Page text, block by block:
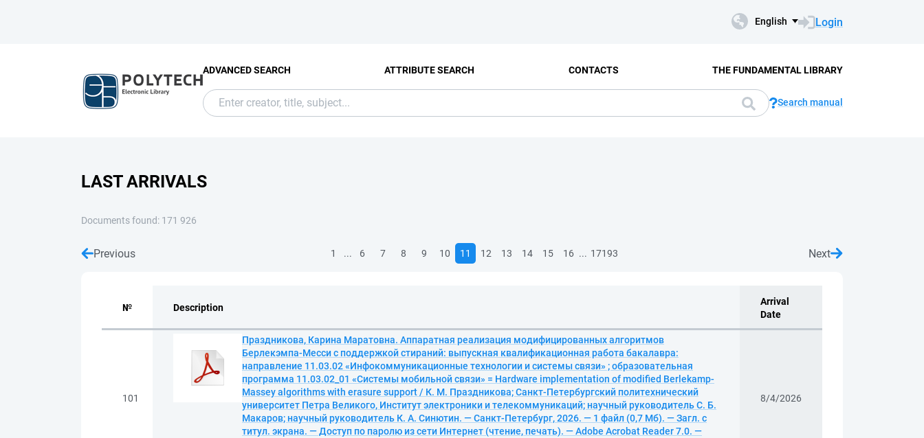
English Login
ADVANCED SEARCH ATTRIBUTE SEARCH CONTACTS THE FUNDAMENTAL LIBRARY
Search manual
LAST ARRIVALS
Documents found: 171 926
Previous 1 ... 6 7 8 9 10 11 12 13 14 15 16 ... 17193 Next
№ Description
Arrival
Date
101
Праздникова, Карина Маратовна. Аппаратная реализация модифицированных алгоритмов
Берлекэмпа-Месси с поддержкой стираний: выпускная квалификационная работа бакалавра:
направление 11.03.02 «Инфокоммуникационные технологии и системы связи» ; образовательная
программа 11.03.02_01 «Системы мобильной связи» = Hardware implementation of modified Berlekamp-
Massey algorithms with erasure support / К. М. Праздникова; Санкт-Петербургский политехнический
университет Петра Великого, Институт электроники и телекоммуникаций; научный руководитель С. Б.
Макаров; научный руководитель К. А. Синютин. — Санкт-Петербург, 2026. — 1 файл (0,7 Мб). — Загл. с
титул. экрана. — Доступ по паролю из сети Интернет (чтение, печать). — Adobe Acrobat Reader 7.0. —
8/4/2026